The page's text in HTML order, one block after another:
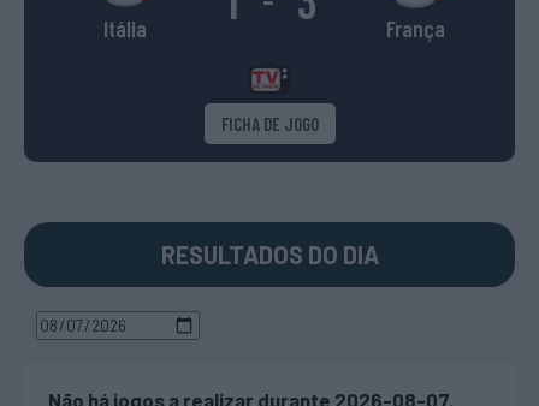
Itália França
FICHA DE JOGO
RESULTADOS DO DIA
Não há jogos a realizar durante 2026-08-07.